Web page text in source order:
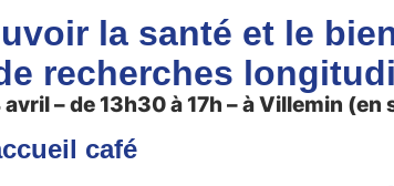
la santé et le
recherches
– de 13h30 à 17h – à Villemin (en
café